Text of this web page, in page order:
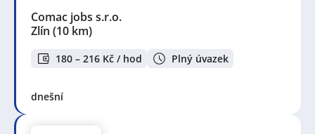
Comac jobs s.r.o.
Zlín (10 km)
180 – 216 Kč / hod Plný úvazek
dnešní